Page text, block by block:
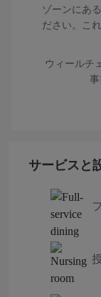
ゾーンにあ
ださい。こ
ウィールチ
事
サービスと